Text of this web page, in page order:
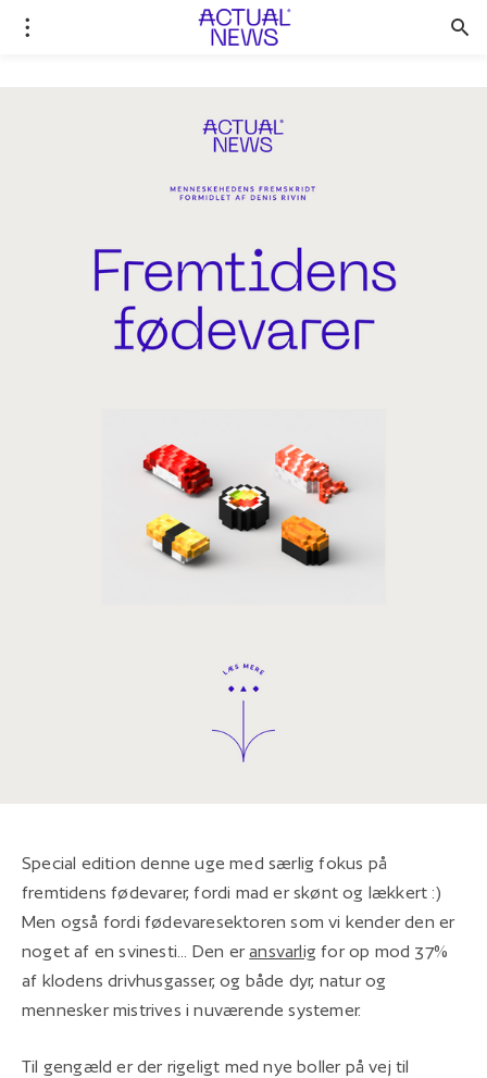
Special edition denne uge med særlig fokus på
fremtidens fødevarer, fordi mad er skønt og lækkert :)
Men også fordi fødevaresektoren som vi kender den er
noget af en svinesti... Den eransvarlig for op mod 37%
af klodens drivhusgasser, og både dyr, natur og
mennesker mistrives i nuværende systemer.
Til gengæld er der rigeligt med nye boller på vej til